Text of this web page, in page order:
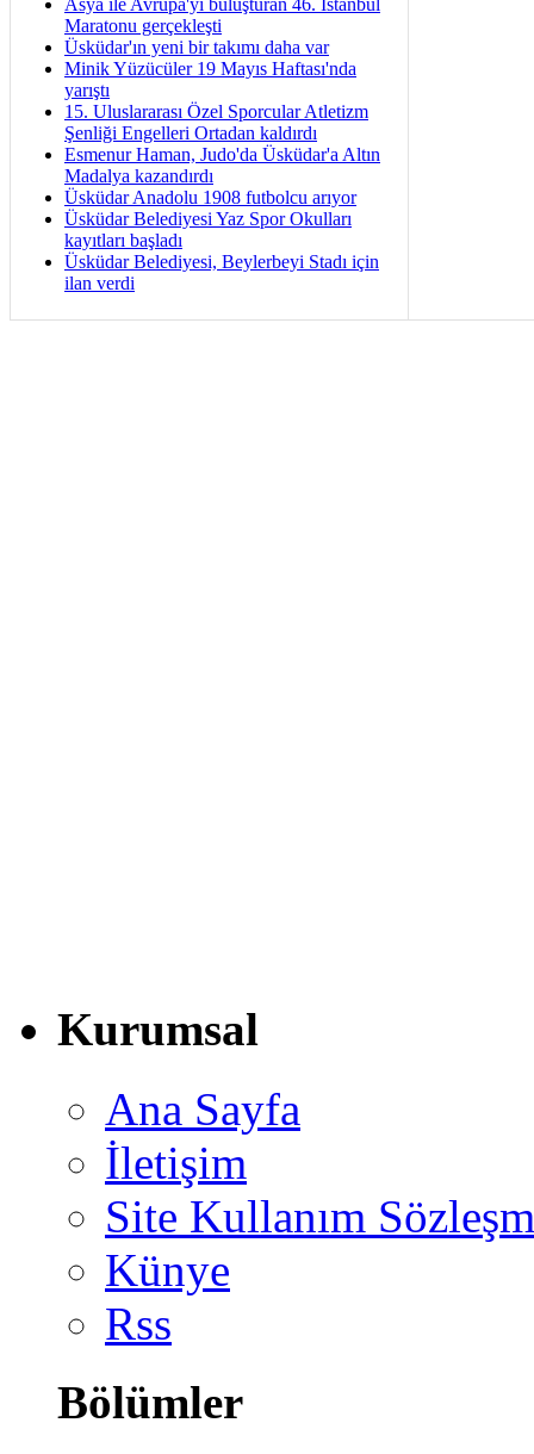
Maratonu gerçekleşti
Üsküdar'ın yeni bir takımı daha var
Minik Yüzücüler 19 Mayıs Haftası'nda
yarıştı
15. Uluslararası Özel Sporcular Atletizm
Şenliği Engelleri Ortadan kaldırdı
Esmenur Haman, Judo'da Üsküdar'a Altın
Madalya kazandırdı
Üsküdar Anadolu 1908 futbolcu arıyor
Üsküdar Belediyesi Yaz Spor Okulları
kayıtları başladı
Üsküdar Belediyesi, Beylerbeyi Stadı için
ilan verdi
Kurumsal
Ana Sayfa
İletişim
Site Kullanım
Künye
Rss
Bölümler